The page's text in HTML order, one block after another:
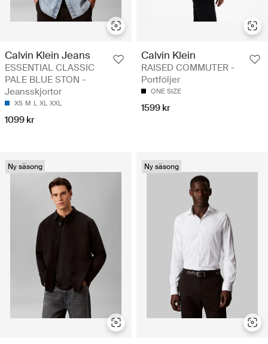
Calvin Klein Jeans
ESSENTIAL CLASSIC
PALE BLUE STON -
Jeansskjortor
XS M L XL XXL
1099 kr
Calvin Klein
RAISED COMMUTER -
Portföljer
ONE SIZE
1599 kr
Ny säsong Ny säsong